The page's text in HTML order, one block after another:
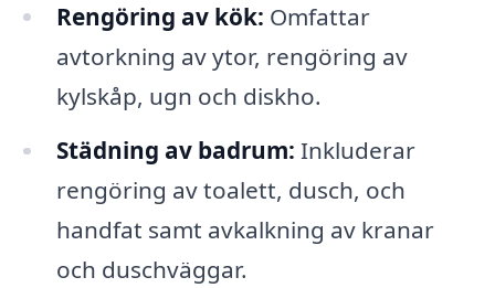
Rengöring av kök: Omfattar
avtorkning av ytor, rengöring av
kylskåp, ugn och diskho.
Städning av badrum: Inkluderar
rengöring av toalett, dusch, och
handfat samt avkalkning av kranar
och duschväggar.